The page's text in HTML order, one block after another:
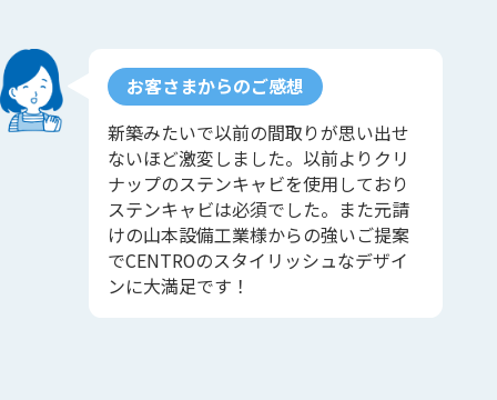
お客さまからのご感想
新築みたいで以前の間取りが思い出せ
ないほど激変しました。以前よりクリ
ナップのステンキャビを使用しており
ステンキャビは必須でした。また元請
けの山本設備工業様からの強いご提案
でCENTROのスタイリッシュなデザイ
ンに大満足です！